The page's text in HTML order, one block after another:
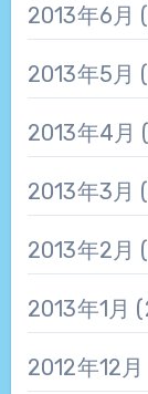
2013年6月
2013年5月
2013年4月
2013年3月
2013年2月
2013年1月
2012年12月